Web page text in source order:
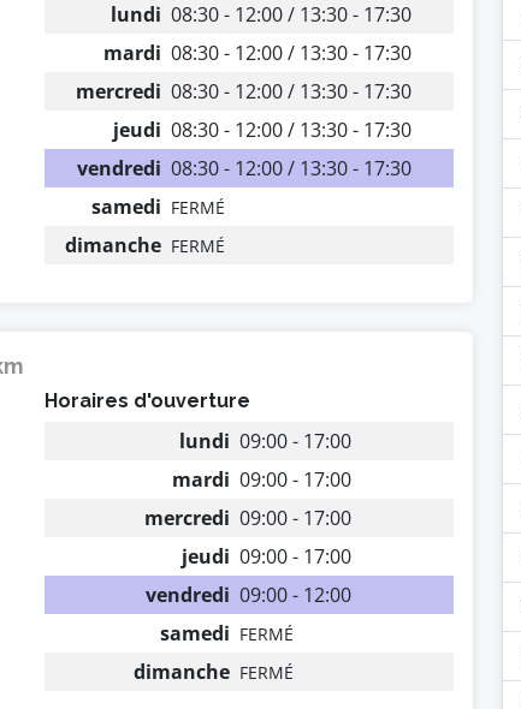
lundi 08:30 - 12:00 / 13:30 - 17:30
mardi 08:30 - 12:00 / 13:30 - 17:30
mercredi 08:30 - 12:00 / 13:30 - 17:30
jeudi 08:30 - 12:00 / 13:30 - 17:30
vendredi 08:30 - 12:00 / 13:30 - 17:30
samedi FERMÉ
dimanche FERMÉ
Horaires d'ouverture
lundi 09:00 - 17:00
mardi 09:00 - 17:00
mercredi 09:00 - 17:00
jeudi 09:00 - 17:00
vendredi 09:00 - 12:00
samedi FERMÉ
dimanche FERMÉ